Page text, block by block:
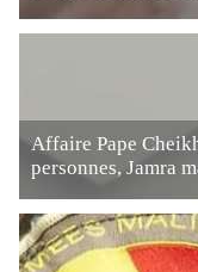
Affaire Pape
personnes, Jamra